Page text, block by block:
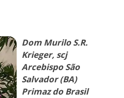
Dom Murilo S.R.
Krieger, scj
Arcebispo São
Salvador (BA)
Primaz do Brasil